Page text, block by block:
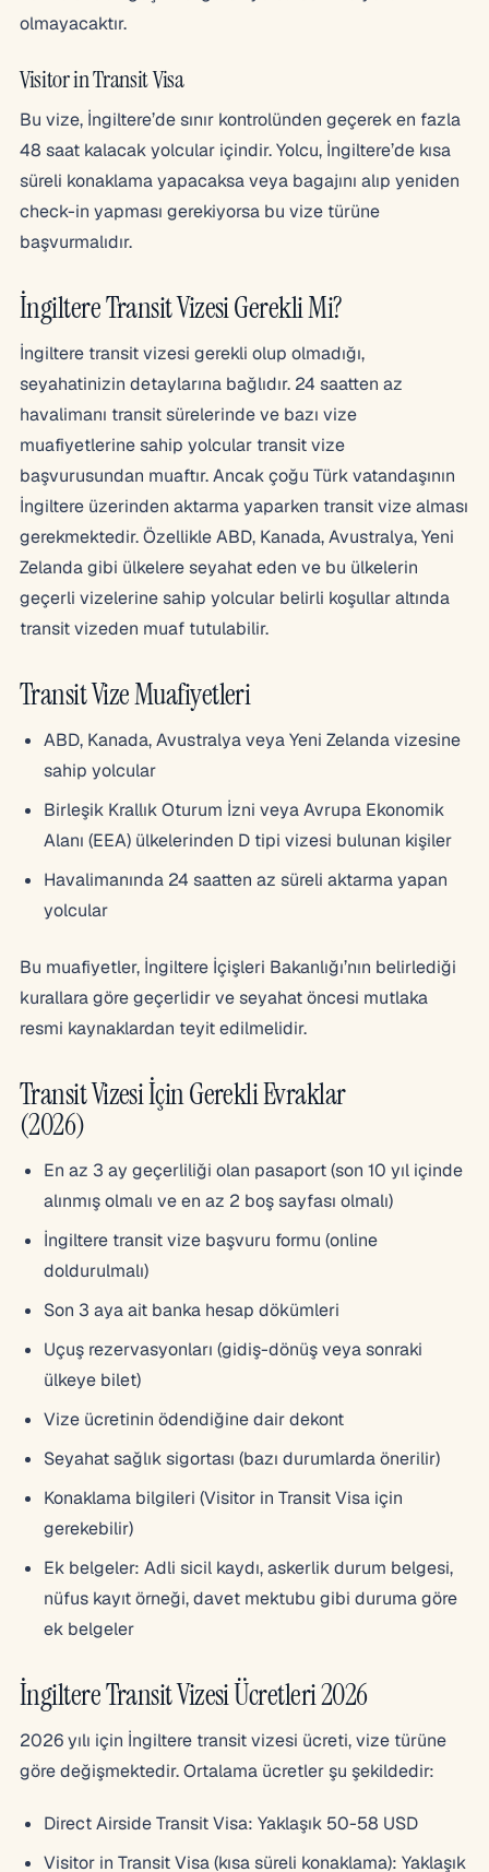
olmayacaktır.
Visitor in Transit Visa
Bu vize, İngiltere’de sınır kontrolünden geçerek en fazla
48 saat kalacak yolcular içindir. Yolcu, İngiltere’de kısa
süreli konaklama yapacaksa veya bagajını alıp yeniden
check-in yapması gerekiyorsa bu vize türüne
başvurmalıdır.
İngiltere Transit Vizesi Gerekli Mi?
İngiltere transit vizesi gerekli olup olmadığı,
seyahatinizin detaylarına bağlıdır. 24 saatten az
havalimanı transit sürelerinde ve bazı vize
muafiyetlerine sahip yolcular transit vize
başvurusundan muaftır. Ancak çoğu Türk vatandaşının
İngiltere üzerinden aktarma yaparken transit vize alması
gerekmektedir. Özellikle ABD, Kanada, Avustralya, Yeni
Zelanda gibi ülkelere seyahat eden ve bu ülkelerin
geçerli vizelerine sahip yolcular belirli koşullar altında
transit vizeden muaf tutulabilir.
Transit Vize Muafiyetleri
ABD, Kanada, Avustralya veya Yeni Zelanda vizesine
sahip yolcular
Birleşik Krallık Oturum İzni veya Avrupa Ekonomik
Alanı (EEA) ülkelerinden D tipi vizesi bulunan kişiler
Havalimanında 24 saatten az süreli aktarma yapan
yolcular
Bu muafiyetler, İngiltere İçişleri Bakanlığı’nın belirlediği
kurallara göre geçerlidir ve seyahat öncesi mutlaka
resmi kaynaklardan teyit edilmelidir.
Transit Vizesi İçin Gerekli Evraklar
(2026)
En az 3 ay geçerliliği olan pasaport (son 10 yıl içinde
alınmış olmalı ve en az 2 boş sayfası olmalı)
İngiltere transit vize başvuru formu (online
doldurulmalı)
Son 3 aya ait banka hesap dökümleri
Uçuş rezervasyonları (gidiş-dönüş veya sonraki
ülkeye bilet)
Vize ücretinin ödendiğine dair dekont
Seyahat sağlık sigortası (bazı durumlarda önerilir)
Konaklama bilgileri (Visitor in Transit Visa için
gerekebilir)
Ek belgeler: Adli sicil kaydı, askerlik durum belgesi,
nüfus kayıt örneği, davet mektubu gibi duruma göre
ek belgeler
İngiltere Transit Vizesi Ücretleri 2026
2026 yılı için İngiltere transit vizesi ücreti, vize türüne
göre değişmektedir. Ortalama ücretler şu şekildedir:
Direct Airside Transit Visa: Yaklaşık 50-58 USD
Visitor in Transit Visa (kısa süreli konaklama): Yaklaşık